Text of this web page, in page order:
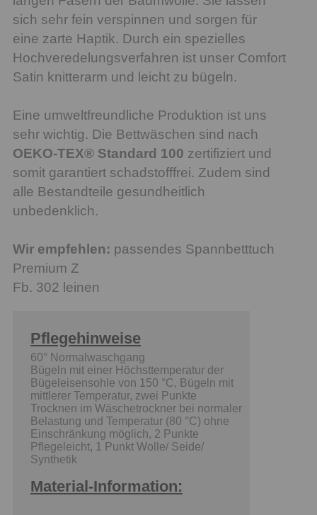
sich sehr fein verspinnen und sorgen für
eine zarte Haptik. Durch ein spezielles
Hochveredelungsverfahren ist unser Comfort
Satin knitterarm und leicht zu bügeln.
Eine umweltfreundliche Produktion ist uns
sehr wichtig. Die Bettwäschen sind nach
OEKO-TEX® Standard 100 zertifiziert und
somit garantiert schadstofffrei. Zudem sind
alle Bestandteile gesundheitlich
unbedenklich.
Wir empfehlen: passendes Spannbetttuch
Premium Z
Fb. 302 leinen
Pflegehinweise
60° Normalwaschgang
Bügeln mit einer Höchsttemperatur der
Bügeleisensohle von 150 °C, Bügeln mit
mittlerer Temperatur, zwei Punkte
Trocknen im Wäschetrockner bei normaler
Belastung und Temperatur (80 °C) ohne
Einschränkung möglich, 2 Punkte
Pflegeleicht, 1 Punkt Wolle/ Seide/
Synthetik
Material-Information: